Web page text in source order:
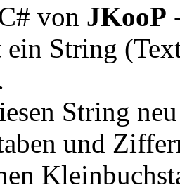
von JKooP
ein String
String
und